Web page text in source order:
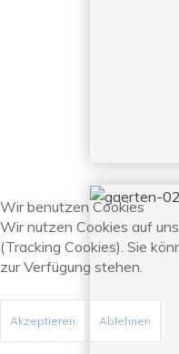
Wir benutzen Cookies
Wir nutzen Cookies auf
(Tracking Cookies). Sie
zur Verfügung stehen.
Akzeptieren Ablehnen